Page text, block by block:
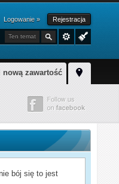
Logowanie » Rejestracja
Ten temat
nową zawartość
bój się to jest